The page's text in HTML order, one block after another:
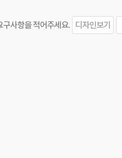
구사항을 적어주세요. 디자인보기